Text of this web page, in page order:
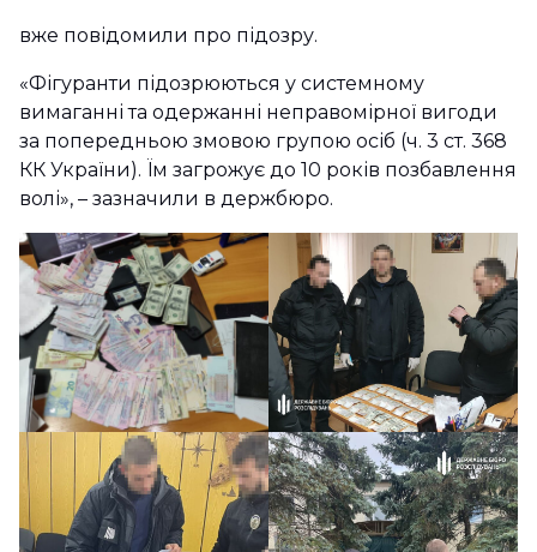
вже повідомили про підозру.
«Фігуранти підозрюються у системному
вимаганні та одержанні неправомірної вигоди
за попередньою змовою групою осіб (ч. 3 ст. 368
КК України). Їм загрожує до 10 років позбавлення
волі», – зазначили в держбюро.